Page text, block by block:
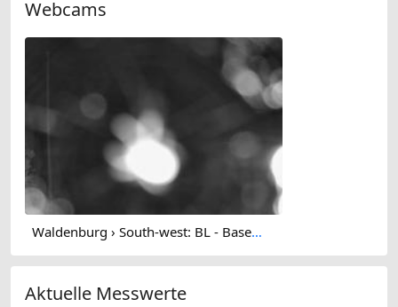
Webcams
Waldenburg › South-west: BL - Basel-Landschaft, Schweiz
Aktuelle Messwerte